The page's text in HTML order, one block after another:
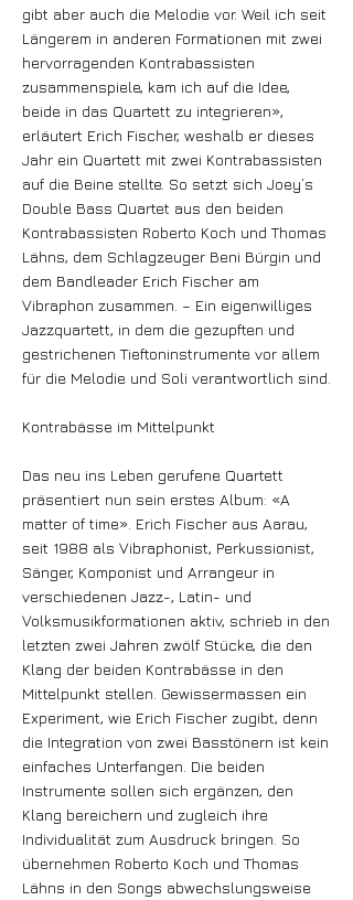
gibt aber auch die Melodie vor. Weil ich seit
Längerem in anderen Formationen mit zwei
hervorragenden Kontrabassisten
zusammenspiele, kam ich auf die Idee,
beide in das Quartett zu integrieren»,
erläutert Erich Fischer, weshalb er dieses
Jahr ein Quartett mit zwei Kontrabassisten
auf die Beine stellte. So setzt sich Joey’s
Double Bass Quartet aus den beiden
Kontrabassisten Roberto Koch und Thomas
Lähns, dem Schlagzeuger Beni Bürgin und
dem Bandleader Erich Fischer am
Vibraphon zusammen. – Ein eigenwilliges
Jazzquartett, in dem die gezupften und
gestrichenen Tieftoninstrumente vor allem
für die Melodie und Soli verantwortlich sind.
Kontrabässe im Mittelpunkt
Das neu ins Leben gerufene Quartett
präsentiert nun sein erstes Album: «A
matter of time». Erich Fischer aus Aarau,
seit 1988 als Vibraphonist, Perkussionist,
Sänger, Komponist und Arrangeur in
verschiedenen Jazz-, Latin- und
Volksmusikformationen aktiv, schrieb in den
letzten zwei Jahren zwölf Stücke, die den
Klang der beiden Kontrabässe in den
Mittelpunkt stellen. Gewissermassen ein
Experiment, wie Erich Fischer zugibt, denn
die Integration von zwei Basstönern ist kein
einfaches Unterfangen. Die beiden
Instrumente sollen sich ergänzen, den
Klang bereichern und zugleich ihre
Individualität zum Ausdruck bringen. So
übernehmen Roberto Koch und Thomas
Lähns in den Songs abwechslungsweise